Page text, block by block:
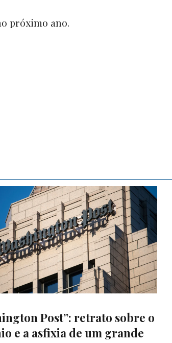
próximo ano.
Post”: retrato sobre o
e a asfixia de um grande